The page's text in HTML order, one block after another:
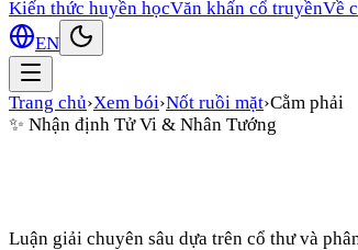
Kiến thức huyền họcVăn khấn cổ truyềnVề
EN
Trang chủ›Xem bói›Nốt ruồi mặt›Cằm phải
✨ Nhận định Tử Vi & Nhân Tướng
Luận giải chuyên sâu dựa trên cổ thư và